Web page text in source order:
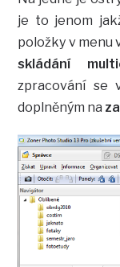
je to jenom
položky v menu
skládání
zpracování se
doplněným na